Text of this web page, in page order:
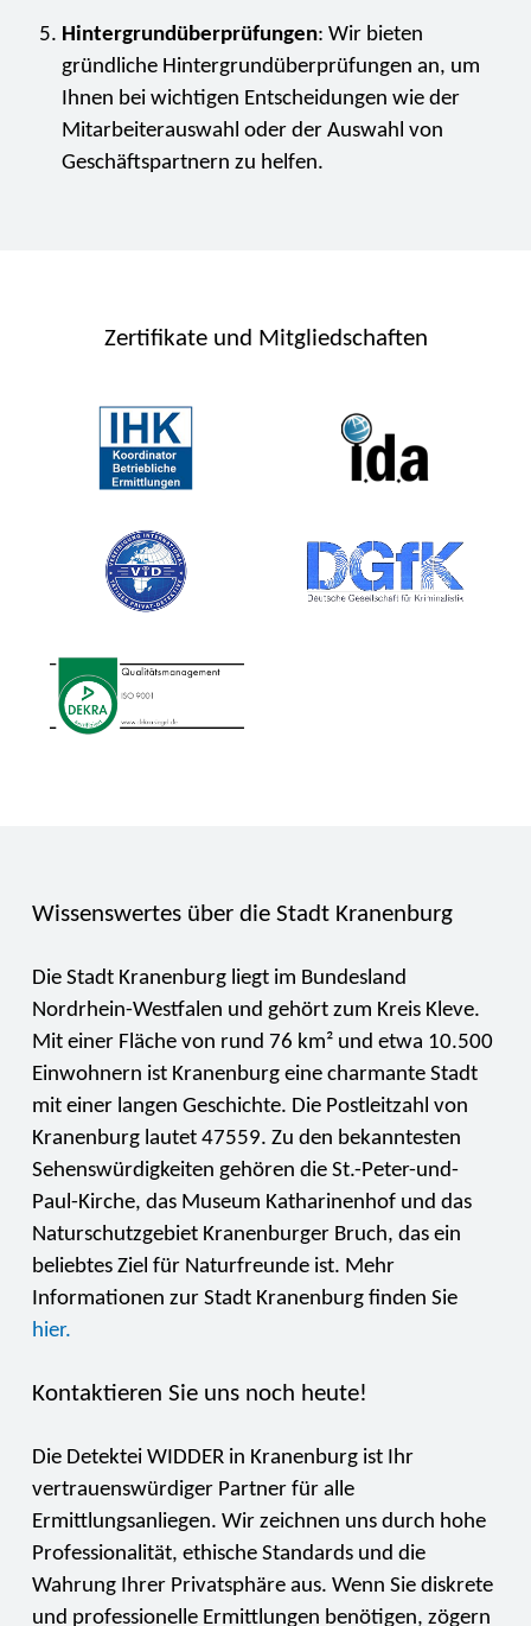
Hintergrundüberprüfungen: Wir bieten
gründliche Hintergrundüberprüfungen an, um
Ihnen bei wichtigen Entscheidungen wie der
Mitarbeiterauswahl oder der Auswahl von
Geschäftspartnern zu helfen.
Zertifikate und Mitgliedschaften
Wissenswertes über die Stadt Kranenburg
Die Stadt Kranenburg liegt im Bundesland
Nordrhein-Westfalen und gehört zum Kreis Kleve.
Mit einer Fläche von rund 76 km² und etwa 10.500
Einwohnern ist Kranenburg eine charmante Stadt
mit einer langen Geschichte. Die Postleitzahl von
Kranenburg lautet 47559. Zu den bekanntesten
Sehenswürdigkeiten gehören die St.-Peter-und-
Paul-Kirche, das Museum Katharinenhof und das
Naturschutzgebiet Kranenburger Bruch, das ein
beliebtes Ziel für Naturfreunde ist. Mehr
Informationen zur Stadt Kranenburg finden Sie
hier.
Kontaktieren Sie uns noch heute!
Die Detektei WIDDER in Kranenburg ist Ihr
vertrauenswürdiger Partner für alle
Ermittlungsanliegen. Wir zeichnen uns durch hohe
Professionalität, ethische Standards und die
Wahrung Ihrer Privatsphäre aus. Wenn Sie diskrete
und professionelle Ermittlungen benötigen, zögern